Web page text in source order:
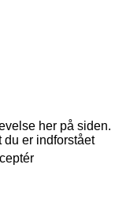
her på siden.
du er indforstået